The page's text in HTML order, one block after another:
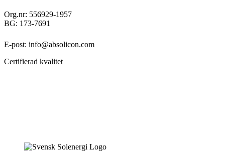
Org.nr: 556929-1957
BG: 173-7691
E-post: info@absolicon.com
Certifierad kvalitet